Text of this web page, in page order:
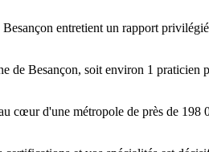
entretient un rapport
Besançon, soit environ 1
d'une métropole de près de